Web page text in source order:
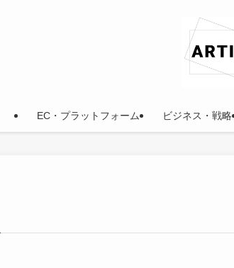
EC・プラットフォーム ビジネス・戦略